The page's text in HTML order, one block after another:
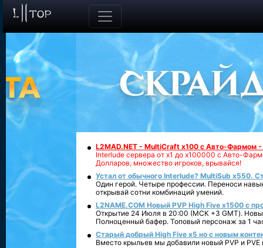
L2MAD.NET - MultiCraft x100 с Авто-Фармом
Interlude сервера от х1 до х100000 с Авто-
Долларов, множество игроков, врывайся!
Устал от обычного Interlude? MultiSub x550.
Один герой. Четыре профессии. Переноси
открывай сотни комбинаций умений.
L2NAME.COM Новый PVP High Five x1500 с
Открытие 24 Июля в 20:00 (МСК +3 GMT).
Полноценный бафер. Топовый персонаж за 1
Старый добрый High Five x5 но с новым
Вместо крыльев мы добавили новый PVP и PVE